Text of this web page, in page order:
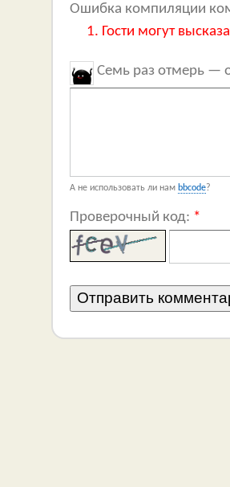
Ошибка компиляции
Гости могут
Семь раз отмерь —
А не использовать ли нам bbcode?
Проверочный код: *